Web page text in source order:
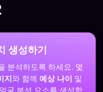
생성하기
분석하도록 하세요. 몇
지 와 함께 예상 나이
및